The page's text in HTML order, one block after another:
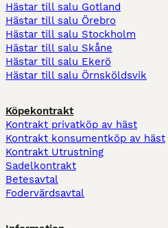
Hästar till salu Gotland
Hästar till salu Örebro
Hästar till salu Stockholm
Hästar till salu Skåne
Hästar till salu Ekerö
Hästar till salu Örnsköldsvik
Köpekontrakt
Kontrakt privatköp av häst
Kontrakt konsumentköp av häst
Kontrakt Utrustning
Sadelkontrakt
Betesavtal
Fodervärdsavtal